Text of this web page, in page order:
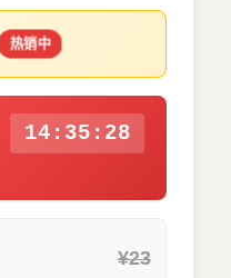
热销中
14:35:28
¥23